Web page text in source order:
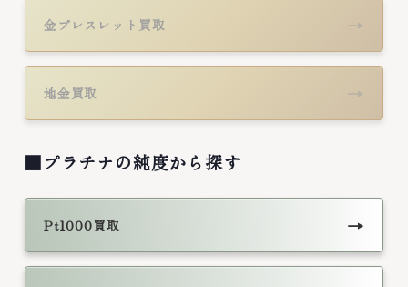
金ブレスレット買取 →
地金買取 →
■プラチナの純度から探す
Pt1000買取 →